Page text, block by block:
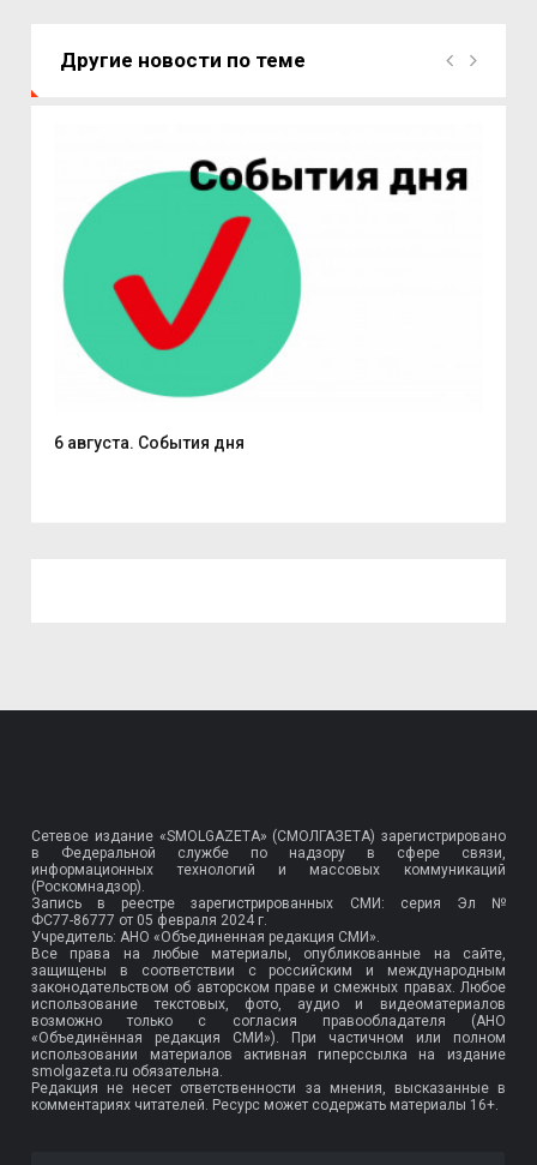
Другие новости по теме
6 августа. События дня
Сетевое издание «SMOLGAZETA» (СМОЛГАЗЕТА) зарегистрировано
в Федеральной службе по надзору в сфере связи,
информационных технологий и массовых коммуникаций
(Роскомнадзор).
Запись в реестре зарегистрированных СМИ: серия Эл №
ФС77-86777 от 05 февраля 2024 г.
Учредитель: АНО «Объединенная редакция СМИ».
Все права на любые материалы, опубликованные на сайте,
защищены в соответствии с российским и международным
законодательством об авторском праве и смежных правах. Любое
использование текстовых, фото, аудио и видеоматериалов
возможно только с согласия правообладателя (АНО
«Объединённая редакция СМИ»). При частичном или полном
использовании материалов активная гиперссылка на издание
smolgazeta.ru обязательна.
Редакция не несет ответственности за мнения, высказанные в
комментариях читателей. Ресурс может содержать материалы 16+.